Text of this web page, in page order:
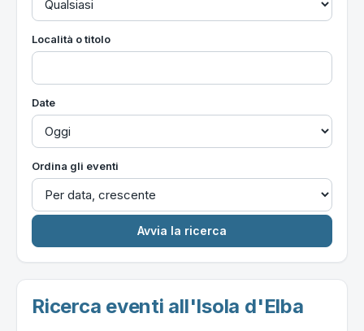
Località o titolo
Date
Ordina gli eventi
Ricerca eventi all'Isola d'Elba